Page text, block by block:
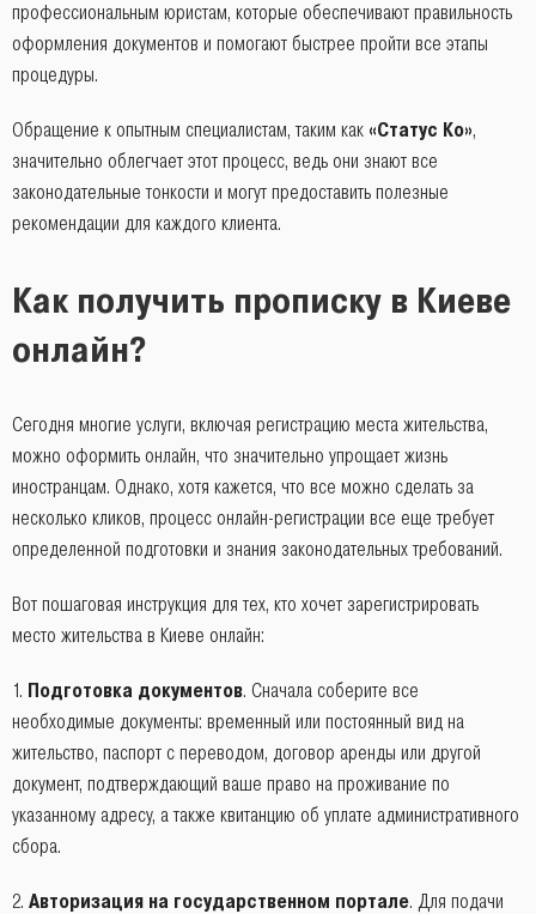
профессиональным юристам, которые обеспечивают правильность
оформления документов и помогают быстрее пройти все этапы
процедуры.
Обращение к опытным специалистам, таким как «Статус Ко»,
значительно облегчает этот процесс, ведь они знают все
законодательные тонкости и могут предоставить полезные
рекомендации для каждого клиента.
Как получить прописку в Киеве
онлайн?
Сегодня многие услуги, включая регистрацию места жительства,
можно оформить онлайн, что значительно упрощает жизнь
иностранцам. Однако, хотя кажется, что все можно сделать за
несколько кликов, процесс онлайн-регистрации все еще требует
определенной подготовки и знания законодательных требований.
Вот пошаговая инструкция для тех, кто хочет зарегистрировать
место жительства в Киеве онлайн:
1. Подготовка документов. Сначала соберите все
необходимые документы: временный или постоянный вид на
жительство, паспорт с переводом, договор аренды или другой
документ, подтверждающий ваше право на проживание по
указанному адресу, а также квитанцию об уплате административного
сбора.
2. Авторизация на государственном портале. Для подачи